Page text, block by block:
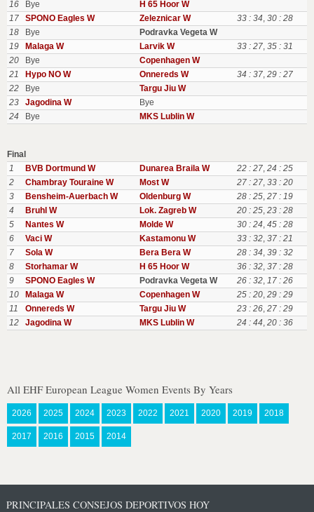
16 Bye
H 65 Hoor W
17
SPONO Eagles W Zeleznicar W 33 : 34, 30 : 28
18
Bye
Podravka Vegeta W
19
Malaga W Larvik W 33 : 27, 35 : 31
20
Bye
Copenhagen W
21
Hypo NO W Onnereds W 34 : 37, 29 : 27
22
Bye
Targu Jiu W
23
Jagodina W
Bye
24
Bye MKS Lublin W
Final
1
BVB Dortmund W Dunarea Braila W 22 : 27, 24 : 25
2
Chambray Touraine W Most W 27 : 27, 33 : 20
3
Bensheim-Auerbach W Oldenburg W 28 : 25, 27 : 19
4
Bruhl W Lok. Zagreb W 20 : 25, 23 : 28
5
Nantes W Molde W 30 : 24, 45 : 28
6
Vaci W Kastamonu W 33 : 32, 37 : 21
7
Sola W Bera Bera W 28 : 34, 39 : 32
8
Storhamar W H 65 Hoor W 36 : 32, 37 : 28
9
SPONO Eagles W Podravka Vegeta W 26 : 32, 17 : 26
10
Malaga W Copenhagen W 25 : 20, 29 : 29
11
Onnereds W Targu Jiu W 23 : 26, 27 : 29
12
Jagodina W MKS Lublin W 24 : 44, 20 : 36
All EHF European League Women Events By Years
2026 2025 2024 2023 2022 2021 2020 2019 2018
2017 2016 2015 2014
PRINCIPALES CONSEJOS DEPORTIVOS HOY